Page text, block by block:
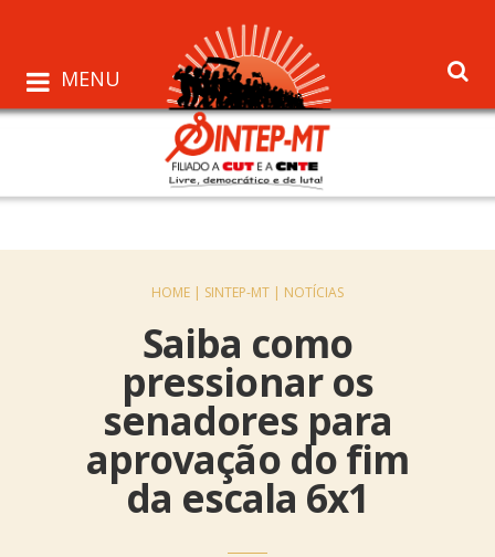
MENU
HOME | SINTEP-MT | NOTÍCIAS
Saiba como
pressionar os
senadores para
aprovação do fim
da escala 6x1